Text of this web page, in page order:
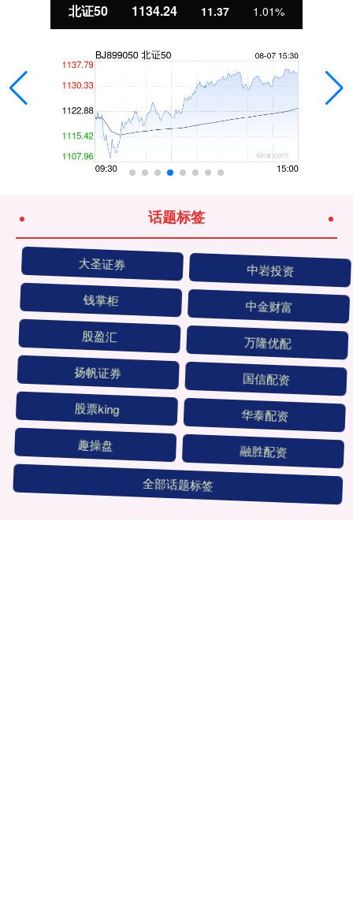
北证50 1134.24 11.37 1.01%
话题标签
大圣证券 中岩投资
钱掌柜 中金财富
股盈汇 万隆优配
扬帆证券 国信配资
股票king 华泰配资
趣操盘 融胜配资
全部话题标签